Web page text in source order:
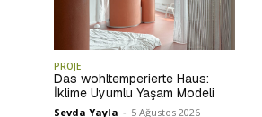
PROJE
Das wohltemperierte Haus:
İklime Uyumlu Yaşam Modeli
Sevda Yayla - 5 Ağustos 2026